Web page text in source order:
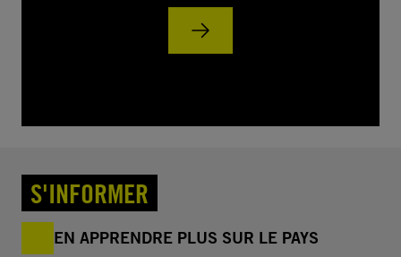
S'INFORMER
EN APPRENDRE PLUS SUR LE PAYS